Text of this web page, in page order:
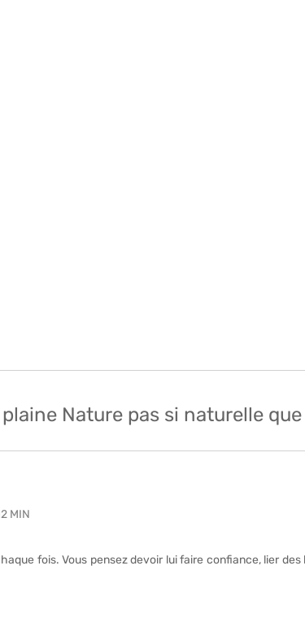
Nature pas si naturelle que
MIN
fois. Vous pensez devoir lui faire confiance, lier